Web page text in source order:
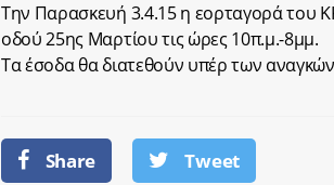
Την Παρασκευή 3.4.15 η εορταγορά του
οδού 25ης Μαρτίου τις ώρες 10π.μ.-8μμ.
Τα έσοδα θα διατεθούν υπέρ των
Share Tweet